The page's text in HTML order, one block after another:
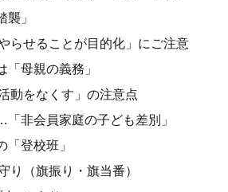
」
らせることが目的化」にご注意
母親の義務」
動をなくす」の注意点
非会員家庭の子ども差別」
登校班」
り（旗振り・旗当番）